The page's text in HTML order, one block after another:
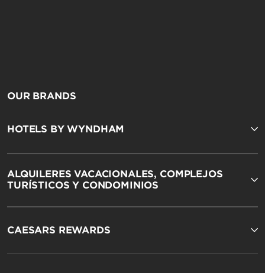
OUR BRANDS
HOTELS BY WYNDHAM
ALQUILERES VACACIONALES, COMPLEJOS
TURÍSTICOS Y CONDOMINIOS
CAESARS REWARDS